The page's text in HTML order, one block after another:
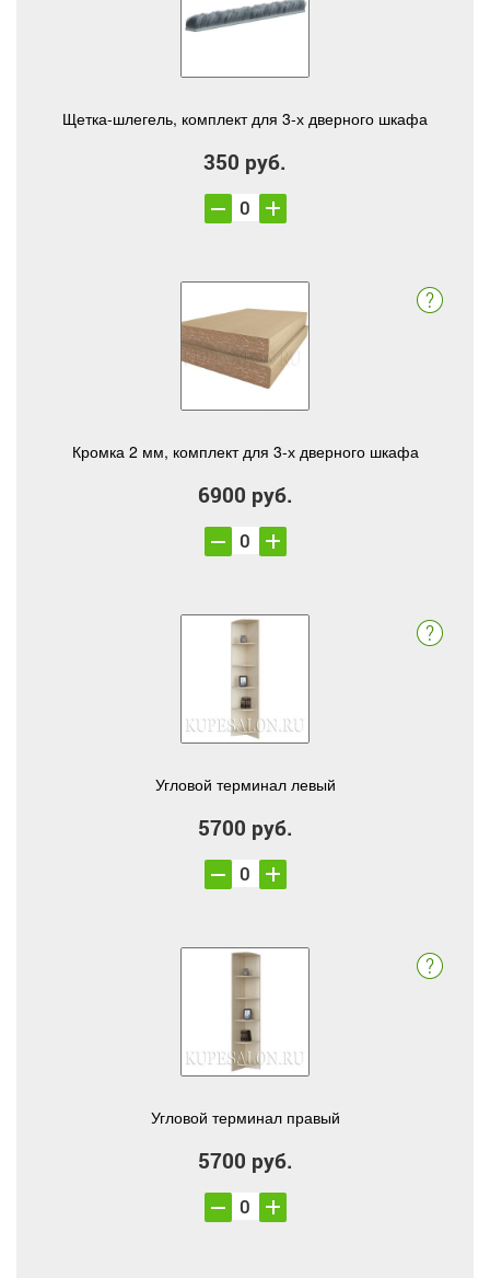
Щетка-шлегель, комплект для 3-х дверного шкафа
350 руб.
Кромка 2 мм, комплект для 3-х дверного шкафа
6900 руб.
Угловой терминал левый
5700 руб.
Угловой терминал правый
5700 руб.